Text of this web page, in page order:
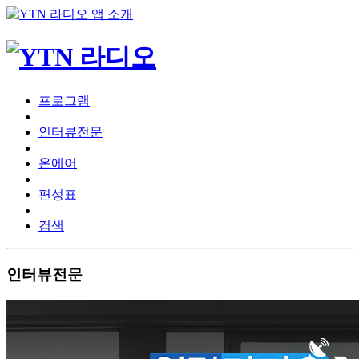
프로그램
인터뷰전문
온에어
편성표
검색
인터뷰전문